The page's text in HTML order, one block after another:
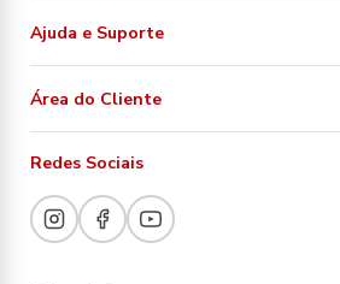
Ajuda e Suporte
Área do Cliente
Redes Sociais